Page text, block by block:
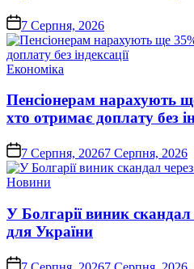
on 7 Серпня, 2026
Опублікувати
Економіка
Пенсіонерам нарахують
хто отримає доплату без
on 7 Серпня, 20267 Серпня, 2026
Опублікувати
Новини
У Болгарії виник
для України
on